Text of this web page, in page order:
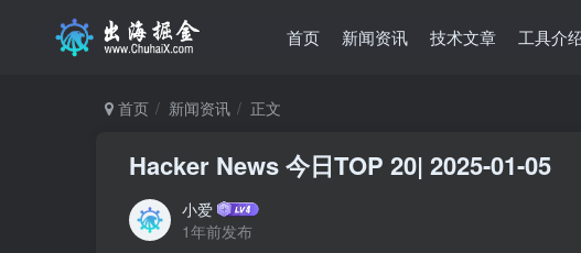
首页 新闻资讯 技术文章 工具介
首页 新闻资讯 正文
Hacker News 今日TOP 20| 2025-01-05
小爱
1年前发布